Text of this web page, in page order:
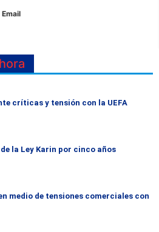
Email
críticas y tensión con la UEFA
la Ley Karin por cinco años
medio de tensiones comerciales con